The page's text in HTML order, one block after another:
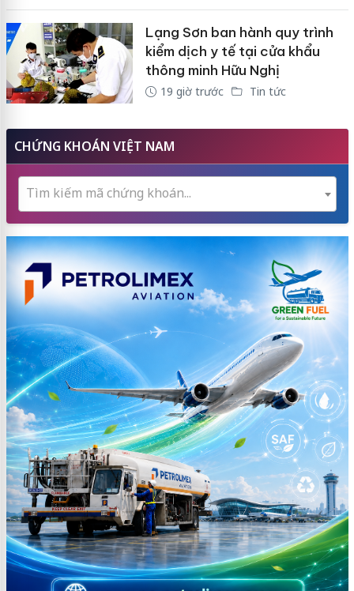
Lạng Sơn ban hành quy trình
kiểm dịch y tế tại cửa khẩu
thông minh Hữu Nghị
19 giờ trước Tin tức
CHỨNG KHOÁN VIỆT NAM
Tìm kiếm mã chứng khoán...